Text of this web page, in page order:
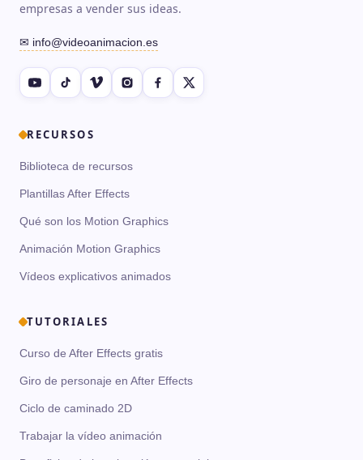
empresas a vender sus ideas.
✉ info@videoanimacion.es
RECURSOS
Biblioteca de recursos
Plantillas After Effects
Qué son los Motion Graphics
Animación Motion Graphics
Vídeos explicativos animados
TUTORIALES
Curso de After Effects gratis
Giro de personaje en After Effects
Ciclo de caminado 2D
Trabajar la vídeo animación